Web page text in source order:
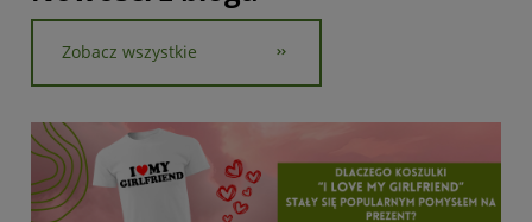
Zobacz wszystkie